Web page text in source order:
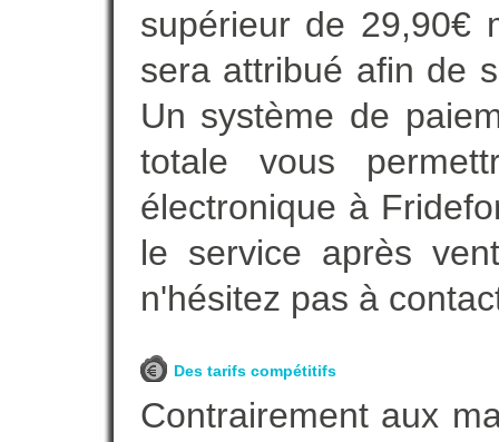
supérieur de 29,90€
sera attribué afin de
Un système de
totale vous
électronique à
le service après
n'hésitez pas à
Des tarifs compétitifs
Contrairement aux